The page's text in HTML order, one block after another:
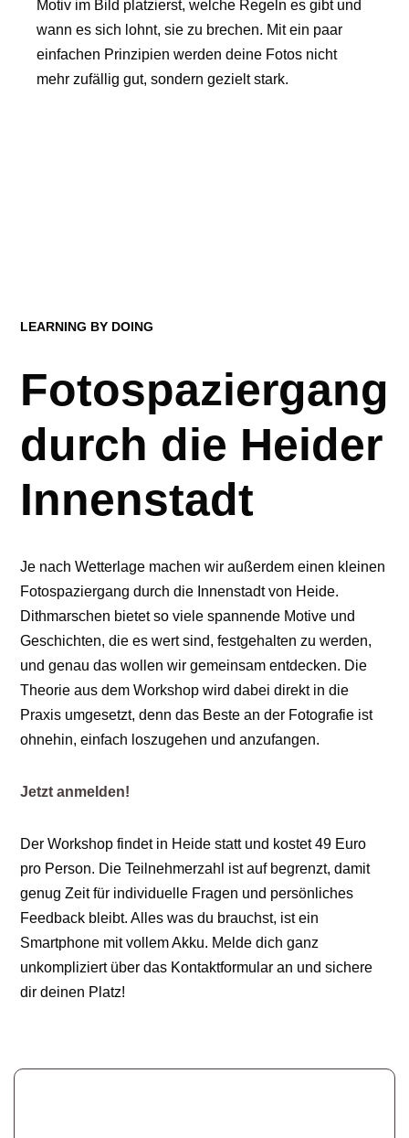
Motiv im Bild platzierst, welche Regeln es gibt und
wann es sich lohnt, sie zu brechen. Mit ein paar
einfachen Prinzipien werden deine Fotos nicht
mehr zufällig gut, sondern gezielt stark.
LEARNING BY DOING
Fotospaziergang
durch die Heider
Innenstadt
Je nach Wetterlage machen wir außerdem einen kleinen
Fotospaziergang durch die Innenstadt von Heide.
Dithmarschen bietet so viele spannende Motive und
Geschichten, die es wert sind, festgehalten zu werden,
und genau das wollen wir gemeinsam entdecken. Die
Theorie aus dem Workshop wird dabei direkt in die
Praxis umgesetzt, denn das Beste an der Fotografie ist
ohnehin, einfach loszugehen und anzufangen.
Jetzt anmelden!
Der Workshop findet in Heide statt und kostet 49 Euro
pro Person. Die Teilnehmerzahl ist auf begrenzt, damit
genug Zeit für individuelle Fragen und persönliches
Feedback bleibt. Alles was du brauchst, ist ein
Smartphone mit vollem Akku. Melde dich ganz
unkompliziert über das Kontaktformular an und sichere
dir deinen Platz!